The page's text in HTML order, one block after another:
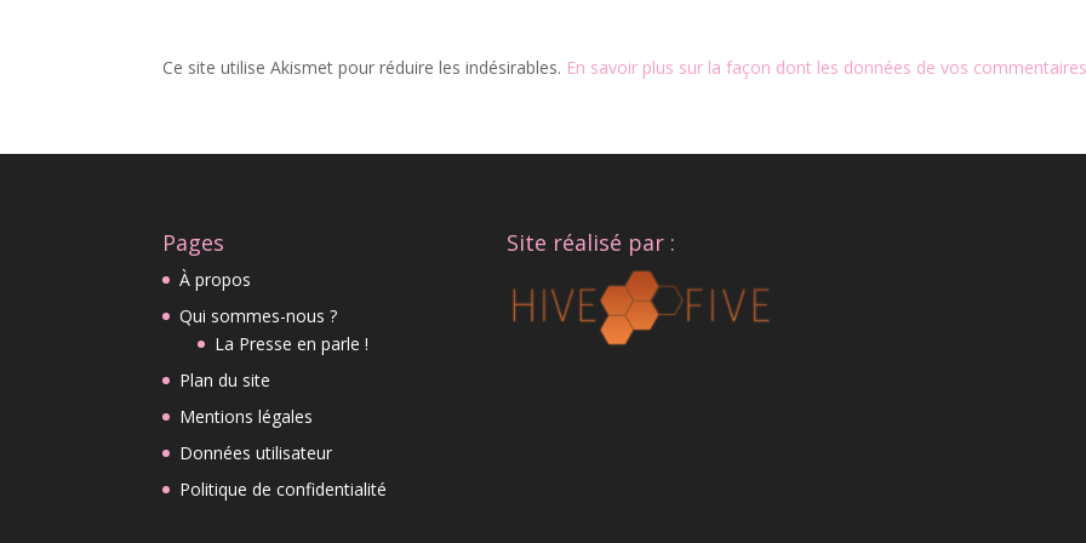
Ce site utilise Akismet pour réduire les indésirables. En savoir plus sur la façon dont les données de vos
Pages
À propos
Qui sommes-nous ?
La Presse en parle !
Plan du site
Mentions légales
Données utilisateur
Politique de confidentialité
Site réalisé par :